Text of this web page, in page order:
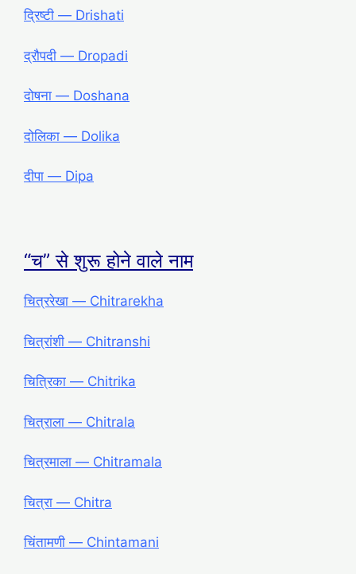
द्रिष्टी ― Drishati
द्रौपदी ― Dropadi
दोषना ― Doshana
दोलिका ― Dolika
दीपा ― Dipa
“च” से शुरू होने वाले नाम
चित्ररेखा ― Chitrarekha
चित्रांशी ― Chitranshi
चित्रिका ― Chitrika
चित्राला ― Chitrala
चित्रमाला ― Chitramala
चित्रा ― Chitra
चिंतामणी ― Chintamani